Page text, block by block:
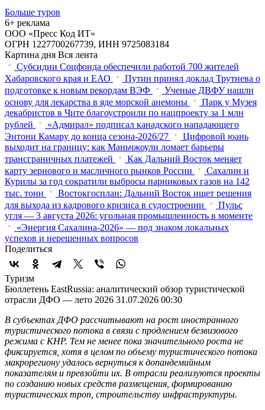
Больше туров
6+ реклама
ООО «Пресс Код ИТ»
ОГРН 1227700267739, ИНН 9725083184
Картина дня Вся лента
Субсидии Соцфонда обеспечили работой 700 жителей
Хабаровского края и ЕАО
Путин принял доклад Трутнева о
подготовке к новым рекордам ВЭФ
Ученые ДВФУ нашли
основу для лекарства в яде морской анемоны
Парк у Музея
декабристов в Чите благоустроили по нацпроекту за 1 млн
рублей
«Адмирал» подписал канадского нападающего
Энтони Камару до конца сезона-2026/27
Цифровой юань
выходит на границу: как Маньчжоули ломает барьеры
трансграничных платежей
Как Дальний Восток меняет
карту зернового и масличного рынков России
Сахалин и
Курилы за год сократили выбросы парниковых газов на 142
тыс. тонн
Востокгосплан: Дальний Восток ищет решения
для выхода из кадрового кризиса в судостроении
Пульс
угля — 3 августа 2026: угольная промышленность в моменте
«Энергия Сахалина-2026» — под знаком локальных
успехов и нерешенных вопросов
Поделиться
Туризм
Бюллетень EastRussia: аналитический обзор туристической
отрасли ДФО — лето 2026 31.07.2026 00:30
В субъектах ДФО рассчитывают на рост иностранного
туристического потока в связи с продлением безвизового
режима с КНР. Тем не менее пока значительного роста не
фиксируется, хотя в целом по объему туристического потока
макрорегиону удалось вернуться к допандемийным
показателям и превзойти их. В отрасли реализуются проекты
по созданию новых средств размещения, формированию
туристических троп, строительству инфраструктуры.